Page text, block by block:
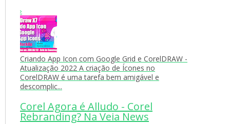
›
Criando App Icon com Google Grid e CorelDRAW -
Atualização 2022 A criação de Ícones no
CorelDRAW é uma tarefa bem amigável e
descomplic...
Corel Agora é Alludo - Corel
Rebranding? Na Veia News